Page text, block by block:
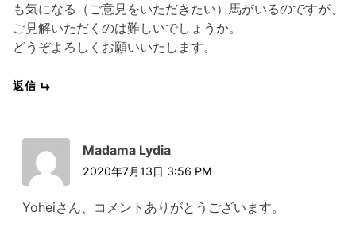
も気になる（ご意見をいただきたい）馬がいるのですが、
ご見解いただくのは難しいでしょうか。
どうぞよろしくお願いいたします。
返信
Madama Lydia
2020年7月13日 3:56 PM
Yoheiさん、コメントありがとうございます。